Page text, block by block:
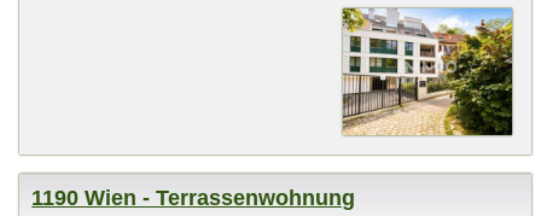
1190 Wien - Terrassenwohnung